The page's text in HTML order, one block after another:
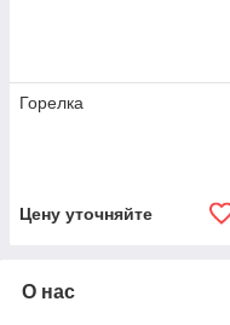
Горелка
Цену уточняйте
О нас